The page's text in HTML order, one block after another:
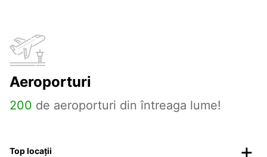
Aeroporturi
200 de aeroporturi din întreaga lume!
Top locații